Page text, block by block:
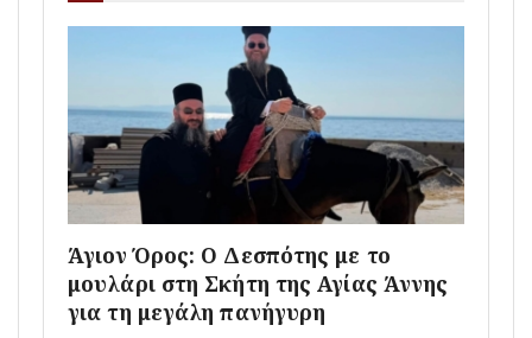
Άγιον Όρος: Ο Δεσπότης με το
μουλάρι στη Σκήτη της Αγίας Άννης
για τη μεγάλη πανήγυρη